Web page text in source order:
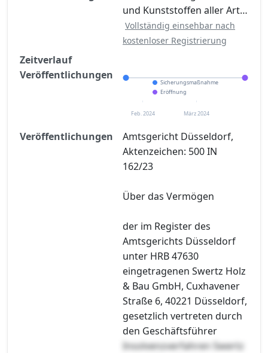
und Kunststoffen aller Art…
Vollständig einsehbar nach
kostenloser Registrierung
Zeitverlauf
Veröffentlichungen
Sicherungsmaßnahme
Eröffnung
Feb. 2024 März 2024
Veröffentlichungen
Amtsgericht Düsseldorf,
Aktenzeichen: 500 IN
162/23
Über das Vermögen
der im Register des
Amtsgerichts Düsseldorf
unter HRB 47630
eingetragenen Swertz Holz
& Bau GmbH, Cuxhavener
Straße 6, 40221 Düsseldorf,
gesetzlich vertreten durch
den Geschäftsführer
Insolvenzverfahren Swertz